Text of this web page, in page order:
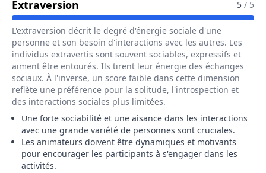
Extraversion Pour Le Métier De Animateur5 / 5
L'extraversion décrit le degré d'énergie sociale d'une
personne et son besoin d'interactions avec les autres. Les
individus extravertis sont souvent sociables, expressifs et
aiment être entourés. Ils tirent leur énergie des échanges
sociaux. À l'inverse, un score faible dans cette dimension
reflète une préférence pour la solitude, l'introspection et
des interactions sociales plus limitées.
Une forte sociabilité et une aisance dans les interactions
avec une grande variété de personnes sont cruciales.
Les animateurs doivent être dynamiques et motivants
pour encourager les participants à s'engager dans les
activités.